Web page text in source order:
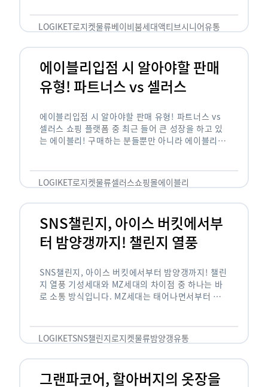
오고 있습니다. 하지만 사회가 늙어가는 …
LOGIKET로지켓물류베이비붐세대액티브시니어유통
에이블리입점 시 알아야할 판매
유형! 파트너스 vs 셀러스
에이블리입점 시 알아야할 판매 유형! 파트너스 vs
셀러스 쇼핑 플랫폼 중 최근 들어 큰 성장을 하고 있
는 에이블리! 구매하는 분들뿐만 아니라 에이블리에
LOGIKET로지켓물류셀러스쇼핑몰에이블리
SNS챌린지, 아이스 버킷에서부
터 밤양갱까지! 챌린지 열풍
SNS챌린지, 아이스 버킷에서부터 밤양갱까지! 챌린
지 열풍 기성세대와 MZ세대의 차이점 중 하나는 바
로 소통 방식입니다. MZ세대는 태어나면서부터 디
도 능숙한 …
LOGIKETSNS챌린지로지켓물류밤양갱유통
그랜파코어, 할아버지의 옷장을